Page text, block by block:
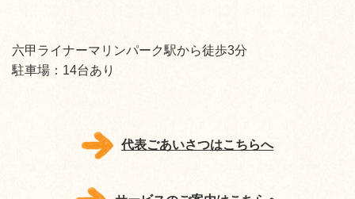
六甲ライナーマリンパーク駅から徒歩3分
駐車場：14台あり
代表ごあいさつはこちらへ